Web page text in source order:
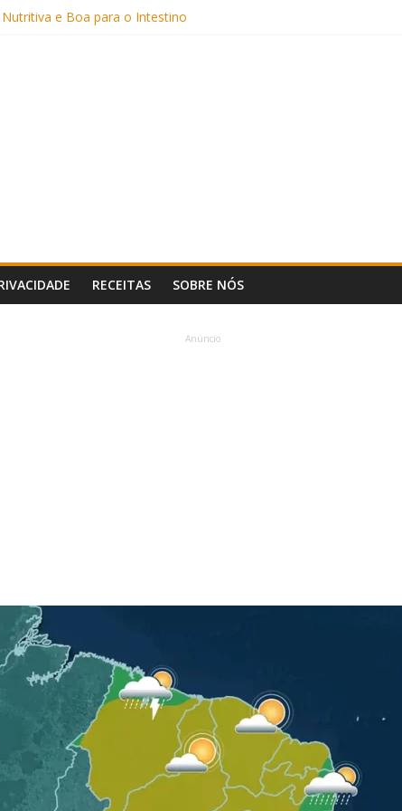
Açúcar e com Leite Vegetal)
Alulose)
(Sem Forno, Fácil e Fofinho)
Uma Receita Prática e Deliciosa
RECEITAS SOBRE NÓS
Anúncio